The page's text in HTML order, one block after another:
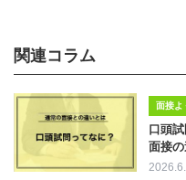
関連コラム
面接よ
口頭
面接